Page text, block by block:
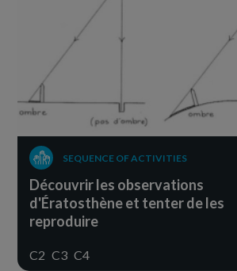
SEQUENCE OF ACTIVITIES
Découvrir les observations
d'Ératosthène et tenter de les
reproduire
C2 C3 C4